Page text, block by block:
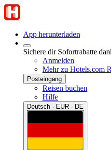
App herunterladen
Sichere dir Sofortrabatte
Anmelden
Mehr zu Hotels.com
Posteingang
Reisen buchen
Hilfe
Deutsch · EUR · DE